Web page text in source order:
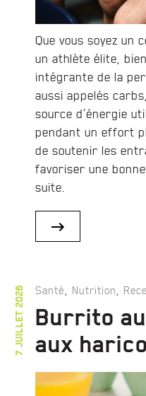
Que vous soyez un
un athlète élite,
intégrante de la
aussi appelés
source d’énergie
pendant un effort
de soutenir les
favoriser une
suite.
7 juillet 2026 Santé Nutrition
Burrito
aux